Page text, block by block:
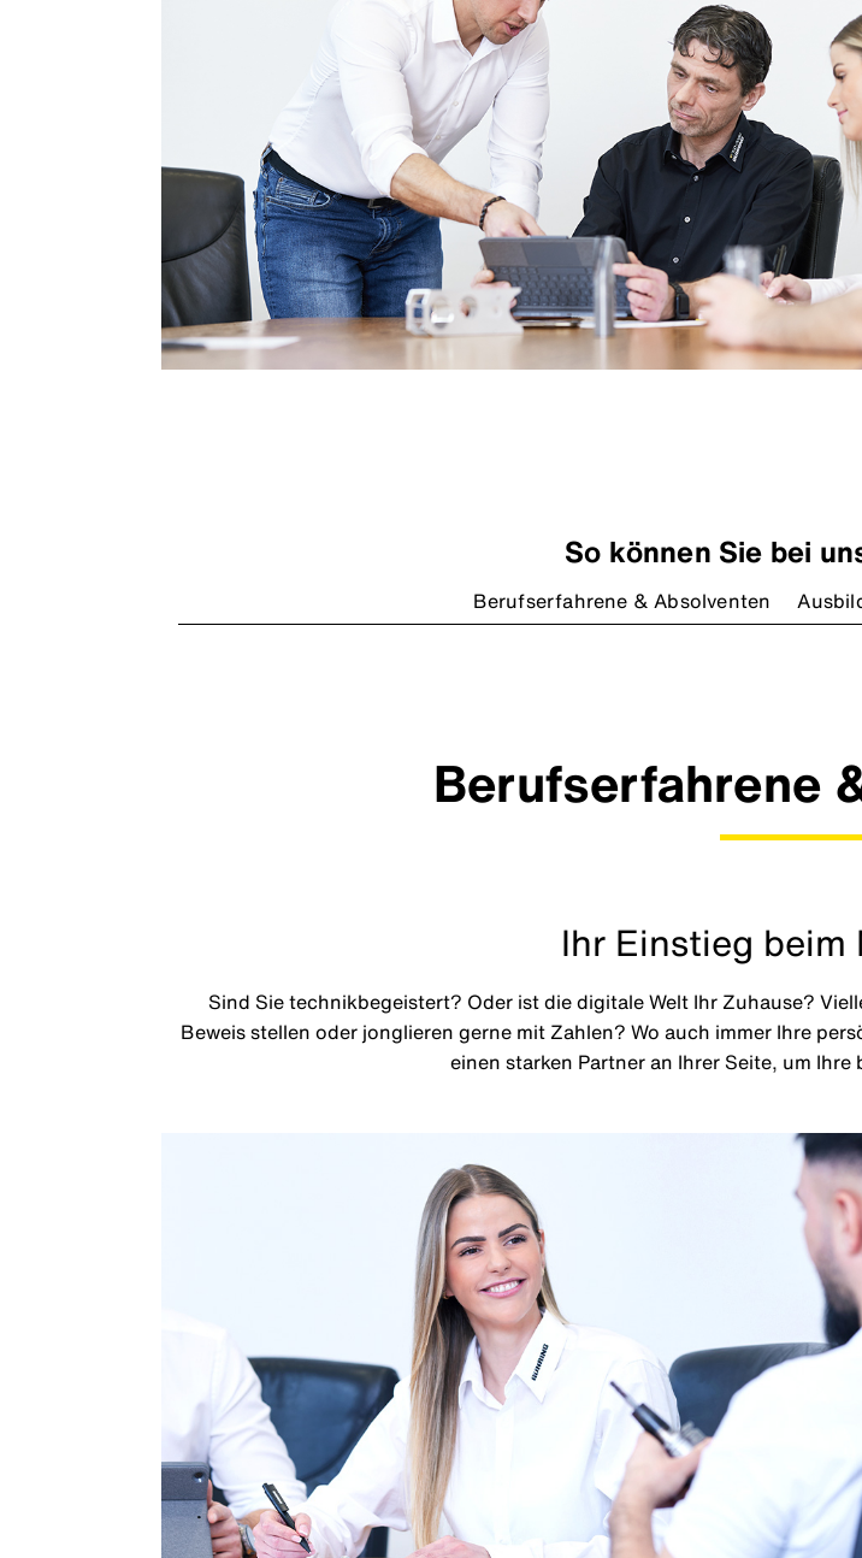
So können Sie bei
Berufserfahrene & Absolventen
Berufserfahrene
Ihr Einstieg
Sind Sie technikbegeistert? Oder ist die digitale Welt Ihr Zuhause?
Beweis stellen oder jonglieren gerne mit Zahlen? Wo auch immer Ihre
einen starken Partner an Ihrer Seite, um